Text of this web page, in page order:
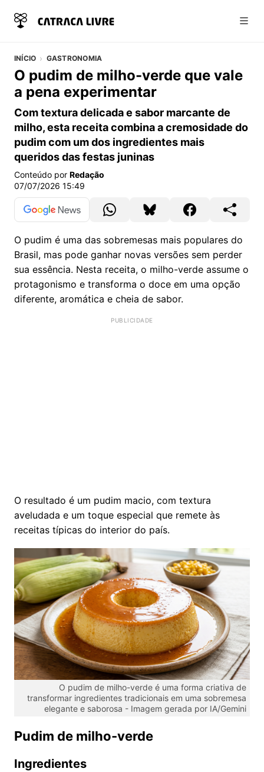
INÍCIO GASTRONOMIA
O pudim de milho-verde que vale
a pena experimentar
Com textura delicada e sabor marcante de
milho, esta receita combina a cremosidade do
pudim com um dos ingredientes mais
queridos das festas juninas
Conteúdo por Redação
07/07/2026 15:49
O pudim é uma das sobremesas mais populares do
Brasil, mas pode ganhar novas versões sem perder
sua essência. Nesta receita, o milho-verde assume o
protagonismo e transforma o doce em uma opção
diferente, aromática e cheia de sabor.
O resultado é um pudim macio, com textura
aveludada e um toque especial que remete às
receitas típicas do interior do país.
O pudim de milho-verde é uma forma criativa de
transformar ingredientes tradicionais em uma sobremesa
elegante e saborosa - Imagem gerada por IA/Gemini
Pudim de milho-verde
Ingredientes